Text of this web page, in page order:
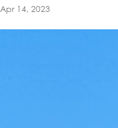
Apr 14, 2023